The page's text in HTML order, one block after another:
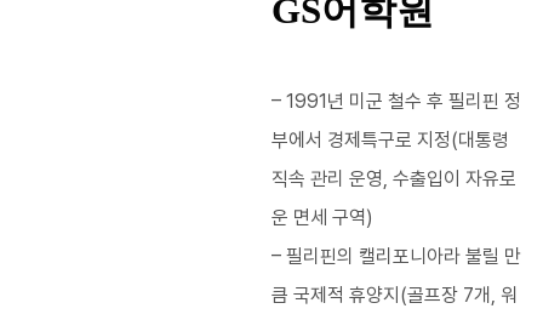
GS어학원
– 1991년 미군 철수 후 필리핀 정
부에서 경제특구로 지정(대통령
직속 관리 운영, 수출입이 자유로
운 면세 구역)
– 필리핀의 캘리포니아라 불릴 만
큼 국제적 휴양지(골프장 7개, 워